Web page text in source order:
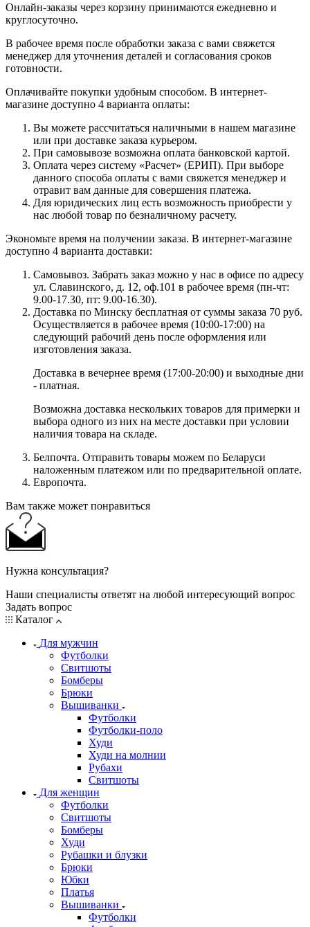
Онлайн-заказы через корзину принимаются ежедневно и
круглосуточно.
В рабочее время после обработки заказа с вами свяжется
менеджер для уточнения деталей и согласования сроков
готовности.
Оплачивайте покупки удобным способом. В интернет-
магазине доступно 4 варианта оплаты:
Вы можете рассчитаться наличными в нашем магазине
или при доставке заказа курьером.
При самовывозе возможна оплата банковской картой.
Оплата через систему «Расчет» (ЕРИП). При выборе
данного способа оплаты с вами свяжется менеджер и
отравит вам данные для совершения платежа.
Для юридических лиц есть возможность приобрести у
нас любой товар по безналичному расчету.
Экономьте время на получении заказа. В интернет-магазине
доступно 4 варианта доставки:
Самовывоз. Забрать заказ можно у нас в офисе по адресу
ул. Славинского, д. 12, оф.101 в рабочее время (пн-чт:
9.00-17.30, пт: 9.00-16.30).
Доставка по Минску бесплатная от суммы заказа 70 руб.
Осуществляется в рабочее время (10:00-17:00) на
следующий рабочий день после оформления или
изготовления заказа.
Доставка в вечернее время (17:00-20:00) и выходные дни
- платная.
Возможна доставка нескольких товаров для примерки и
выбора одного из них на месте доставки при условии
наличия товара на складе.
Белпочта. Отправить товары можем по Беларуси
наложенным платежом или по предварительной оплате.
Европочта.
Вам также может понравиться
Нужна консультация?
Наши специалисты ответят на любой интересующий вопрос
Задать вопрос
Каталог
Для мужчин
Футболки
Свитшоты
Бомберы
Брюки
Вышиванки
Футболки
Футболки-поло
Худи
Худи на молнии
Рубахи
Свитшоты
Для женщин
Футболки
Свитшоты
Бомберы
Худи
Рубашки и блузки
Брюки
Юбки
Платья
Вышиванки
Футболки